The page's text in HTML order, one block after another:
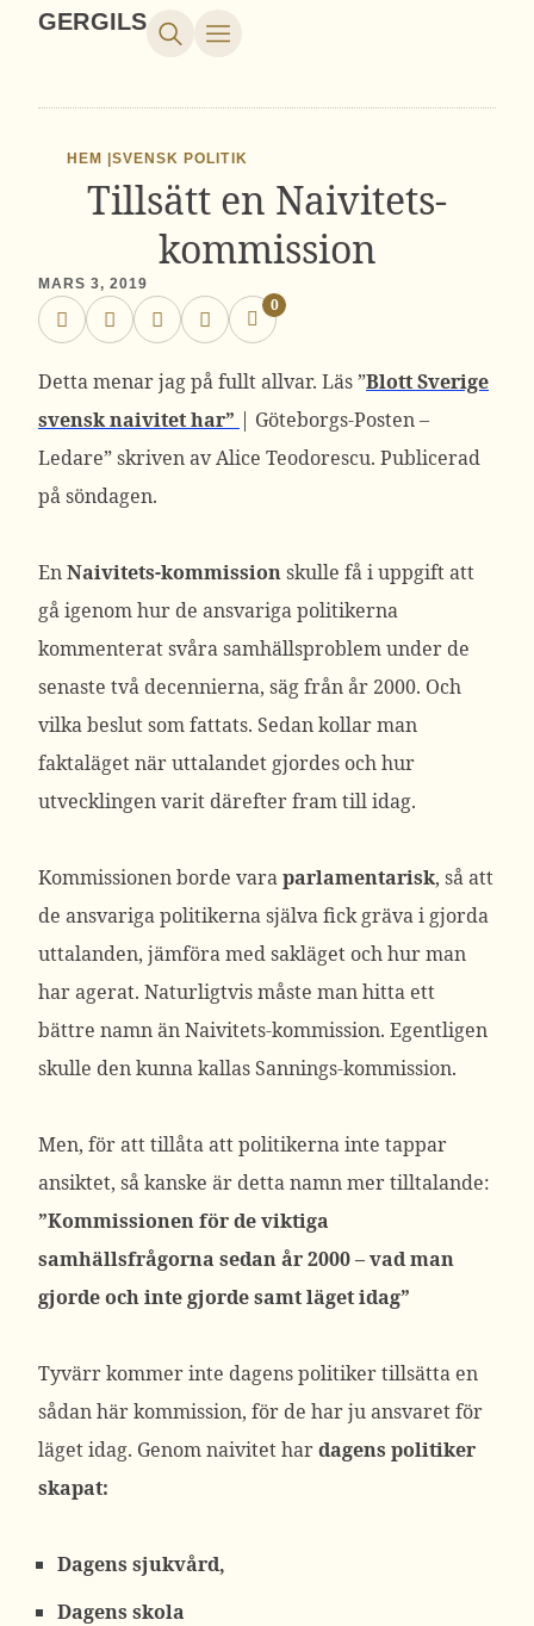
GERGILS
HEM |SVENSK POLITIK
Tillsätt en Naivitets-
kommission
MARS 3, 2019
0
Detta menar jag på fullt allvar. Läs ”Blott Sverige
svensk naivitet har” | Göteborgs-Posten –
Ledare” skriven av Alice Teodorescu. Publicerad
på söndagen.
EnNaivitets-kommissionskulle få i uppgift att
gå igenom hur de ansvariga politikerna
kommenterat svåra samhällsproblem under de
senaste två decennierna, säg från år 2000. Och
vilka beslut som fattats. Sedan kollar man
faktaläget när uttalandet gjordes och hur
utvecklingen varit därefter fram till idag.
Kommissionen borde varaparlamentarisk, så att
de ansvariga politikerna själva fick gräva i gjorda
uttalanden, jämföra med sakläget och hur man
har agerat. Naturligtvis måste man hitta ett
bättre namn än Naivitets-kommission. Egentligen
skulle den kunna kallas Sannings-kommission.
Men, för att tillåta att politikerna inte tappar
ansiktet, så kanske är detta namn mer tilltalande:
”Kommissionen för de viktiga
samhällsfrågorna sedan år 2000 – vad man
gjorde och inte gjorde samt läget idag”
Tyvärr kommer inte dagens politiker tillsätta en
sådan här kommission, för de har ju ansvaret för
läget idag. Genom naivitet hardagens politiker
skapat:
Dagens sjukvård,
Dagens skola